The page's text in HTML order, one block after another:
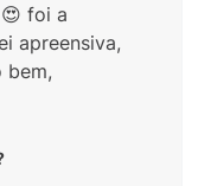
foi a
apreensiva,
bem,